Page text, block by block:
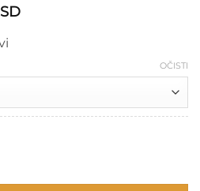
Raspon
300 RSD
OČISTI